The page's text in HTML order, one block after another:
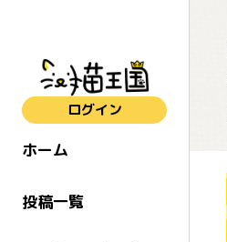
ログイン
ホーム
投稿一覧